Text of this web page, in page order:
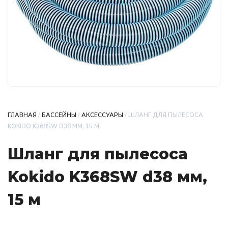
ГЛАВНАЯ /БАССЕЙНЫ /АКСЕССУАРЫ / ШЛАНГ ДЛЯ ПЫЛЕСОСА
KOKIDO K368SW D38 ММ, 15 М
Шланг для пылесоса
Kokido K368SW d38 мм,
15 м